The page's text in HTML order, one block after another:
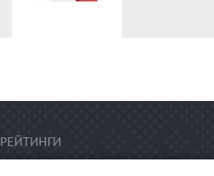
РЕЙТИНГИ